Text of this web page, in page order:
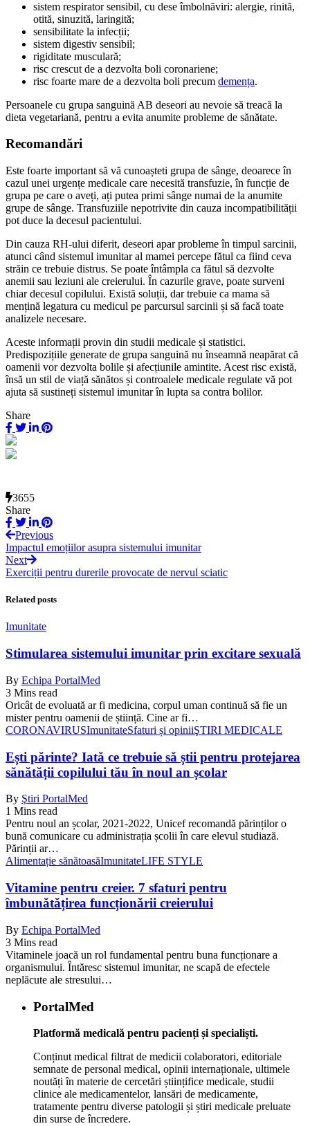
sistem respirator sensibil, cu dese îmbolnăviri: alergie, rinită,
otită, sinuzită, laringită;
sensibilitate la infecții;
sistem digestiv sensibil;
rigiditate musculară;
risc crescut de a dezvolta boli coronariene;
risc foarte mare de a dezvolta boli precum demența.
Persoanele cu grupa sanguină AB deseori au nevoie să treacă la
dieta vegetariană, pentru a evita anumite probleme de sănătate.
Recomandări
Este foarte important să vă cunoașteti grupa de sânge, deoarece în
cazul unei urgențe medicale care necesită transfuzie, în funcție de
grupa pe care o aveți, ați putea primi sânge numai de la anumite
grupe de sânge. Transfuziile nepotrivite din cauza incompatibilității
pot duce la decesul pacientului.
Din cauza RH-ului diferit, deseori apar probleme în timpul sarcinii,
atunci când sistemul imunitar al mamei percepe fătul ca fiind ceva
străin ce trebuie distrus. Se poate întâmpla ca fătul să dezvolte
anemii sau leziuni ale creierului. În cazurile grave, poate surveni
chiar decesul copilului. Există soluții, dar trebuie ca mama să
mențină legatura cu medicul pe parcursul sarcinii și să facă toate
analizele necesare.
Aceste informații provin din studii medicale și statistici.
Predispozițiile generate de grupa sanguină nu înseamnă neapărat că
oamenii vor dezvolta bolile și afecțiunile amintite. Acest risc există,
însă un stil de viață sănătos și controalele medicale regulate vă pot
ajuta să sustineți sistemul imunitar în lupta sa contra bolilor.
Share
3655
Share
Previous
Impactul emoțiilor asupra sistemului imunitar
Next
Exerciții pentru durerile provocate de nervul sciatic
Related posts
Imunitate
Stimularea sistemului imunitar prin excitare sexuală
By Echipa PortalMed
3 Mins read
Oricât de evoluată ar fi medicina, corpul uman continuă să fie un
mister pentru oamenii de știință. Cine ar fi…
CORONAVIRUSImunitateSfaturi și opiniiŞTIRI MEDICALE
Ești părinte? Iată ce trebuie să știi pentru protejarea
sănătății copilului tău în noul an școlar
By Ştiri PortalMed
1 Mins read
Pentru noul an școlar, 2021-2022, Unicef recomandă părinților o
bună comunicare cu administrația școlii în care elevul studiază.
Părinții ar…
Alimentație sănătoasăImunitateLIFE STYLE
Vitamine pentru creier. 7 sfaturi pentru
îmbunătățirea funcționării creierului
By Echipa PortalMed
3 Mins read
Vitaminele joacă un rol fundamental pentru buna funcționare a
organismului. Întăresc sistemul imunitar, ne scapă de efectele
neplăcute ale stresului…
PortalMed
Platformă medicală pentru pacienți și specialiști.
Conținut medical filtrat de medicii colaboratori, editoriale
semnate de personal medical, opinii internaționale, ultimele
noutăți în materie de cercetări științifice medicale, studii
clinice ale medicamentelor, lansări de medicamente,
tratamente pentru diverse patologii și știri medicale preluate
din surse de încredere.